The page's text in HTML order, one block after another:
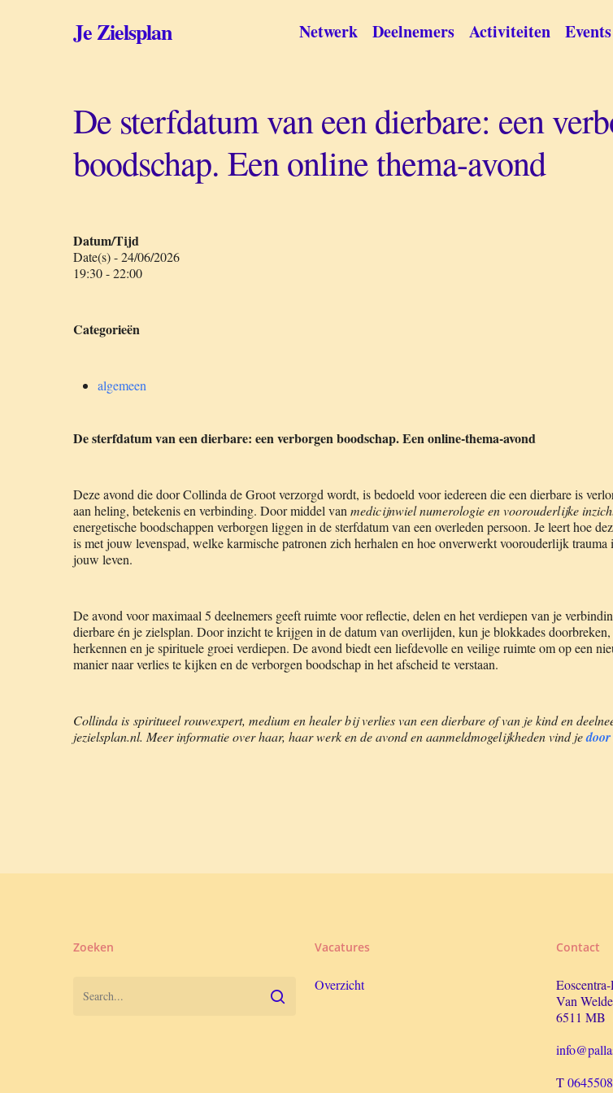
Je Zielsplan Netwerk Deelnemers Activiteiten Events
De sterfdatum van een dierbare: een
boodschap. Een online thema-avond
Datum/Tijd
Date(s) - 24/06/2026
19:30 - 22:00
Categorieën
algemeen
De sterfdatum van een dierbare: een verborgen boodschap. Een online-thema-avond
Deze avond die door Collinda de Groot verzorgd wordt, is bedoeld voor iedereen die een dierbare is
aan heling, betekenis en verbinding. Door middel van medicijnwiel numerologie en voorouderlijke
energetische boodschappen verborgen liggen in de sterfdatum van een overleden persoon. Je leert hoe
is met jouw levenspad, welke karmische patronen zich herhalen en hoe onverwerkt voorouderlijk trauma
jouw leven.
De avond voor maximaal 5 deelnemers geeft ruimte voor reflectie, delen en het verdiepen van je
dierbare én je zielsplan. Door inzicht te krijgen in de datum van overlijden, kun je blokkades doorbreken,
herkennen en je spirituele groei verdiepen. De avond biedt een liefdevolle en veilige ruimte om op een
manier naar verlies te kijken en de verborgen boodschap in het afscheid te verstaan.
Collinda is spiritueel rouwexpert, medium en healer bij verlies van een dierbare of van je kind en
jezielsplan.nl. Meer informatie over haar, haar werk en de avond en aanmeldmogelijkheden vind jedoor
Zoeken Vacatures
Overzicht
Contact
Van
6511 MB
T